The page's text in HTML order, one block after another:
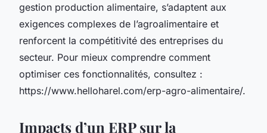
gestion production alimentaire, s’adaptent aux
exigences complexes de l’agroalimentaire et
renforcent la compétitivité des entreprises du
secteur. Pour mieux comprendre comment
optimiser ces fonctionnalités, consultez :
https://www.helloharel.com/erp-agro-alimentaire/.
Impacts d’un ERP sur la